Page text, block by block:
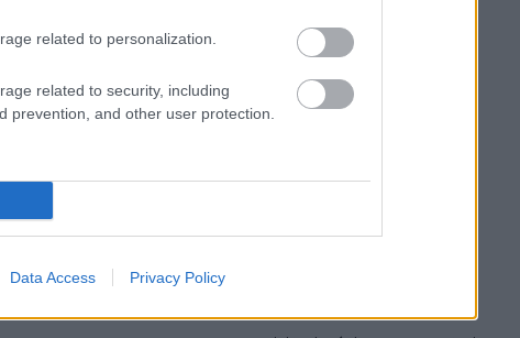
related to personalization.
related to security, including
prevention, and other user protection.
Data Access Privacy Policy
2025 szeptember
2025 április
2025 február
2025 január
2024 október
2024 augusztus